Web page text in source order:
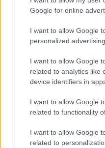
Google for online
I want to allow Google
personalized advertising.
I want to allow Google
related to analytics like
device identifiers in
I want to allow Google
related to functionality
I want to allow Google
related to
Η Γιορτή Θράψαλου από
Αβύθου